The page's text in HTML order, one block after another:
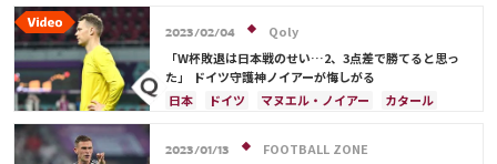
セネガル
カメルーン
コスタリカ
田中 碧
町野 修斗
2023/02/04
Qoly
「W杯敗退は日本戦のせい…2、3点差で勝てると思っ
た」 ドイツ守護神ノイアーが悔しがる
日本
ドイツ マヌエル・ノイアー
カタール
2023/01/13
FOOTBALL ZONE